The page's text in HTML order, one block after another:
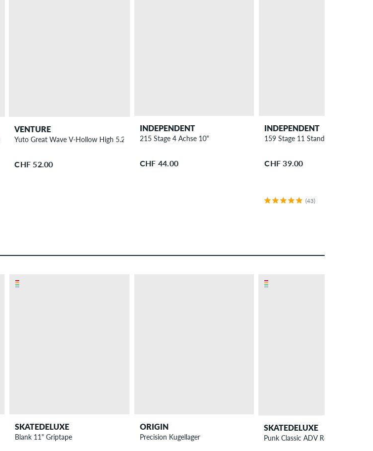
VENTURE
Yuto Great Wave V-Hollow High 5.2" Achse 8"
CHF 52.00
INDEPENDENT
215 Stage 4 Achse 10"
CHF 44.00
INDEPENDENT
159 Stage 11 Standard Achse 8.75"
CHF 39.00
(43)
SKATEDELUXE
Blank 11" Griptape
ORIGIN
Precision Kugellager
SKATEDELUXE
Punk Classic ADV Rollen 53mm